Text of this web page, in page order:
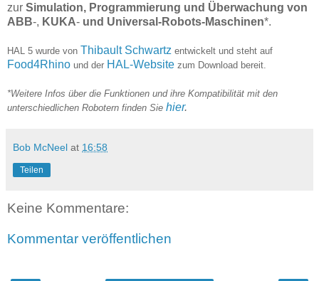
zur Simulation, Programmierung und Überwachung von
A BB-, KUKA- und Universal-Robots-Maschinen*.
HAL 5 wurde von Thibault Schwartz entwickelt und steht auf
Food4Rhino und der HAL-Website zum Download bereit.
*Weitere Infos über die Funktionen und ihre Kompatibilität mit den
unterschiedlichen Robotern finden Sie hier.
Bob McNeel at 16:58
Teilen
Keine Kommentare:
Kommentar veröffentlichen